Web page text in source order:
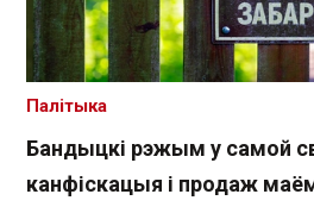
Бандыцкі рэжым у самой
канфіскацыя і продаж
Палітыка